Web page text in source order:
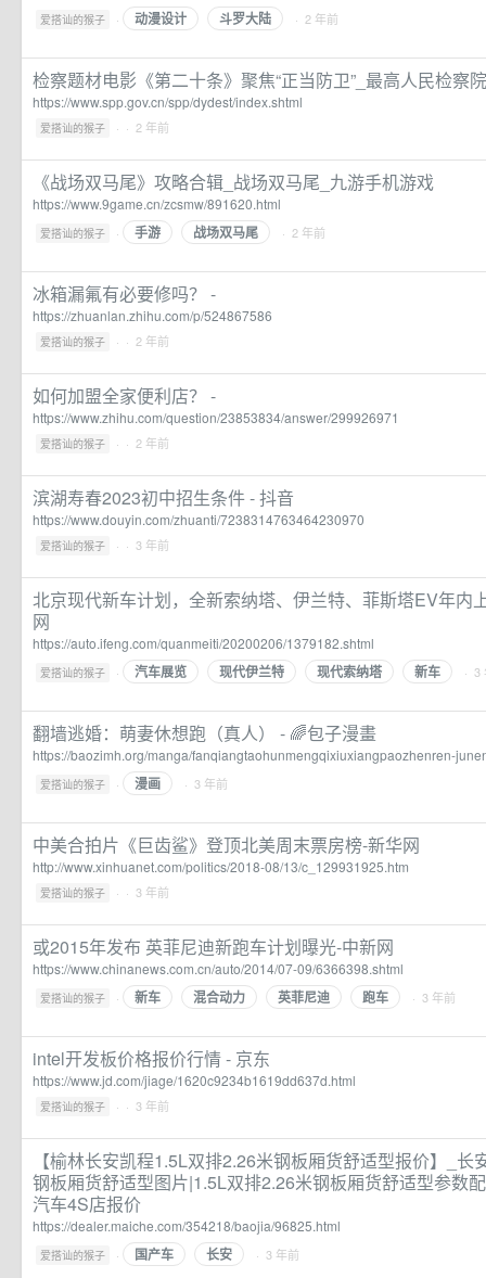
爱搭讪的猴子 · 动漫设计 斗罗大陆 · 2 年前
检察题材电影《第二十条》聚焦“正当防卫”_最高人民检察
https://www.spp.gov.cn/spp/dydest/index.shtml
爱搭讪的猴子 · · 2 年前
《战场双马尾》攻略合辑_战场双马尾_九游手机游戏
https://www.9game.cn/zcsmw/891620.html
爱搭讪的猴子 · 手游 战场双马尾 · 2 年前
冰箱漏氟有必要修吗？ -
https://zhuanlan.zhihu.com/p/524867586
爱搭讪的猴子 · · 2 年前
如何加盟全家便利店？ -
https://www.zhihu.com/question/23853834/answer/299926971
爱搭讪的猴子 · · 2 年前
滨湖寿春2023初中招生条件 - 抖音
https://www.douyin.com/zhuanti/7238314763464230970
爱搭讪的猴子 · · 3 年前
北京现代新车计划，全新索纳塔、伊兰特、菲斯塔EV年内
网
https://auto.ifeng.com/quanmeiti/20200206/1379182.shtml
爱搭讪的猴子 · 汽车展览 现代伊兰特 现代索纳塔 新车 · 3
翻墙逃婚：萌妻休想跑（真人） - 🌈️包子漫畫
https://baozimh.org/manga/fanqiangtaohunmengqixiuxiangpaozhenren-
爱搭讪的猴子 · 漫画 · 3 年前
中美合拍片《巨齿鲨》登顶北美周末票房榜-新华网
http://www.xinhuanet.com/politics/2018-08/13/c_129931925.htm
爱搭讪的猴子 · · 3 年前
或2015年发布 英菲尼迪新跑车计划曝光-中新网
https://www.chinanews.com.cn/auto/2014/07-09/6366398.shtml
爱搭讪的猴子 · 新车 混合动力 英菲尼迪 跑车 · 3 年前
intel开发板价格报价行情 - 京东
https://www.jd.com/jiage/1620c9234b1619dd637d.html
爱搭讪的猴子 · · 3 年前
【榆林长安凯程1.5L双排2.26米钢板厢货舒适型报价】_长
钢板厢货舒适型图片|1.5L双排2.26米钢板厢货舒适型参数
汽车4S店报价
https://dealer.maiche.com/354218/baojia/96825.html
爱搭讪的猴子 · 国产车 长安 · 3 年前